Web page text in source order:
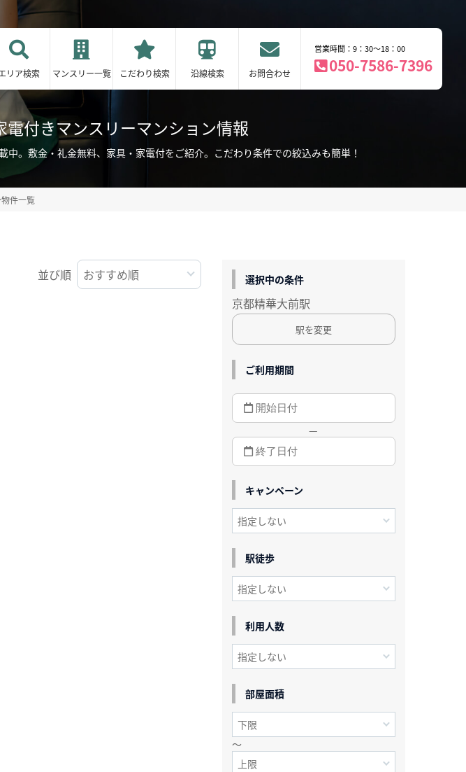
リア検索 マンスリー一覧 こだわり検索 沿線検索 お問合わせ
営業時間：9：30～18：00
050-7586-7396
付きマンスリーマンション情報
。敷金・礼金無料、家具・家電付をご紹介。こだわり条件での絞込みも簡単！
件一覧
並び順 選択中の条件
京都精華大前駅
駅を変更
ご利用期間
—
キャンペーン
駅徒歩
利用人数
部屋面積
～